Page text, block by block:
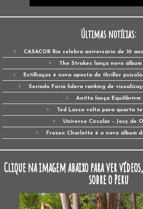
Últimas notícias:
CASACOR Rio celebra aniversário de 35
The Strokes lança novo
Estilhaços é nova aposta de thriller
Seriado Fúria lidera ranking de
Anitta lança Equilibrivm
Ted Lasso volta para quarta
Universo Circular – Jocy de
Frozen Charlotte é o novo álbum
Clique na imagem abaixo para ver
sobre o Peru